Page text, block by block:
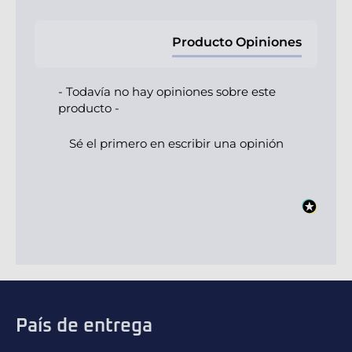
Producto Opiniones
- Todavía no hay opiniones sobre este
producto -
Sé el primero en escribir una opinión
País de entrega